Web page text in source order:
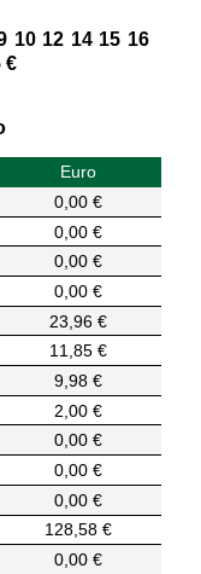
10 12 14 15 16
€
Euro
0,00 €
0,00 €
0,00 €
0,00 €
23,96 €
11,85 €
9,98 €
2,00 €
0,00 €
0,00 €
0,00 €
128,58 €
0,00 €